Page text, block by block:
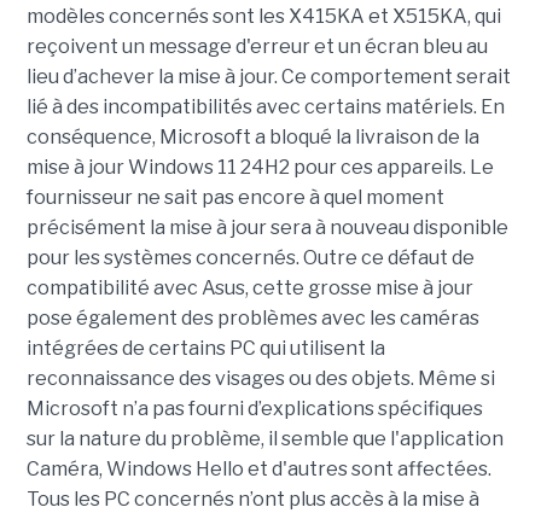
modèles concernés sont les X415KA et X515KA, qui
reçoivent un message d'erreur et un écran bleu au
lieu d’achever la mise à jour. Ce comportement serait
lié à des incompatibilités avec certains matériels. En
conséquence, Microsoft a bloqué la livraison de la
mise à jour Windows 11 24H2 pour ces appareils. Le
fournisseur ne sait pas encore à quel moment
précisément la mise à jour sera à nouveau disponible
pour les systèmes concernés. Outre ce défaut de
compatibilité avec Asus, cette grosse mise à jour
pose également des problèmes avec les caméras
intégrées de certains PC qui utilisent la
reconnaissance des visages ou des objets. Même si
Microsoft n’a pas fourni d’explications spécifiques
sur la nature du problème, il semble que l'application
Caméra, Windows Hello et d'autres sont affectées.
Tous les PC concernés n’ont plus accès à la mise à